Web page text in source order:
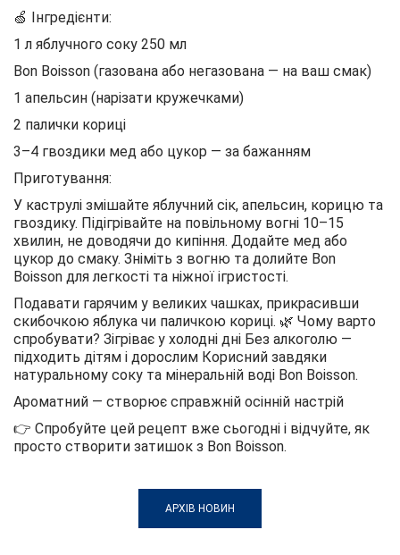
🍏 Інгредієнти:
1 л яблучного соку 250 мл
Bon Boisson (газована або негазована — на ваш смак)
1 апельсин (нарізати кружечками)
2 палички кориці
3–4 гвоздики мед або цукор — за бажанням
Приготування:
У каструлі змішайте яблучний сік, апельсин, корицю та
гвоздику. Підігрівайте на повільному вогні 10–15
хвилин, не доводячи до кипіння. Додайте мед або
цукор до смаку. Зніміть з вогню та долийте Bon
Boisson для легкості та ніжної ігристості.
Подавати гарячим у великих чашках, прикрасивши
скибочкою яблука чи паличкою кориці. 🌿 Чому варто
спробувати? Зігріває у холодні дні Без алкоголю —
підходить дітям і дорослим Корисний завдяки
натуральному соку та мінеральній воді Bon Boisson.
Ароматний — створює справжній осінній настрій
👉 Спробуйте цей рецепт вже сьогодні і відчуйте, як
просто створити затишок з Bon Boisson.
АРХІВ НОВИН